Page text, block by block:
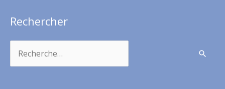
Rechercher